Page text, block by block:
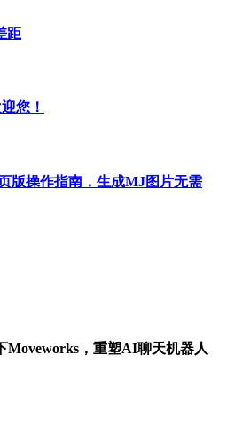
距
您！
版操作指南，生成MJ图片无需
Moveworks，重塑AI聊天机器人